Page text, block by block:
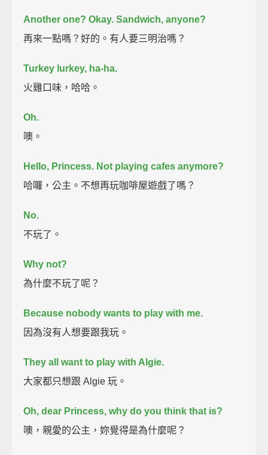
Another one? Okay. Sandwich, anyone?
再來一點嗎？好的。有人要三明治嗎？
Turkey lurkey, ha-ha.
火雞口味，哈哈。
Oh.
噢。
Hello, Princess. Not playing cafes anymore?
哈囉，公主。不想再玩咖啡屋遊戲了嗎？
No.
不玩了。
Why not?
為什麼不玩了呢？
Because nobody wants to play with me.
因為沒有人想要跟我玩。
They all want to play with Algie.
大家都只想跟 Algie 玩。
Oh, dear Princess, why do you think that is?
噢，親愛的公主，妳覺得是為什麼呢？